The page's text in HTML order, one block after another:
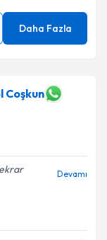
Daha Fazla
Coşkun
Devamı